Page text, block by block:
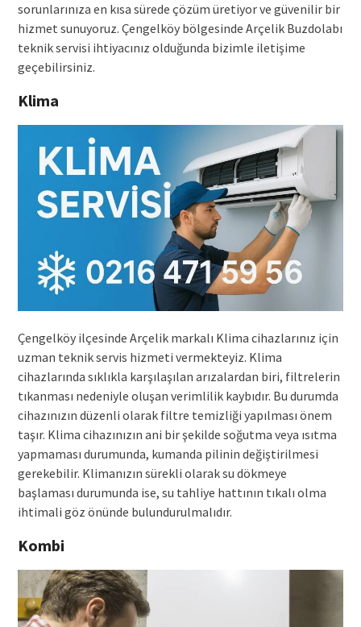
sorunlarınıza en kısa sürede çözüm üretiyor ve güvenilir bir
hizmet sunuyoruz. Çengelköy bölgesinde Arçelik Buzdolabı
teknik servisi ihtiyacınız olduğunda bizimle iletişime
geçebilirsiniz.
Klima
Çengelköy ilçesinde Arçelik markalı Klima cihazlarınız için
uzman teknik servis hizmeti vermekteyiz. Klima
cihazlarında sıklıkla karşılaşılan arızalardan biri, filtrelerin
tıkanması nedeniyle oluşan verimlilik kaybıdır. Bu durumda
cihazınızın düzenli olarak filtre temizliği yapılması önem
taşır. Klima cihazınızın ani bir şekilde soğutma veya ısıtma
yapmaması durumunda, kumanda pilinin değiştirilmesi
gerekebilir. Klimanızın sürekli olarak su dökmeye
başlaması durumunda ise, su tahliye hattının tıkalı olma
ihtimali göz önünde bulundurulmalıdır.
Kombi